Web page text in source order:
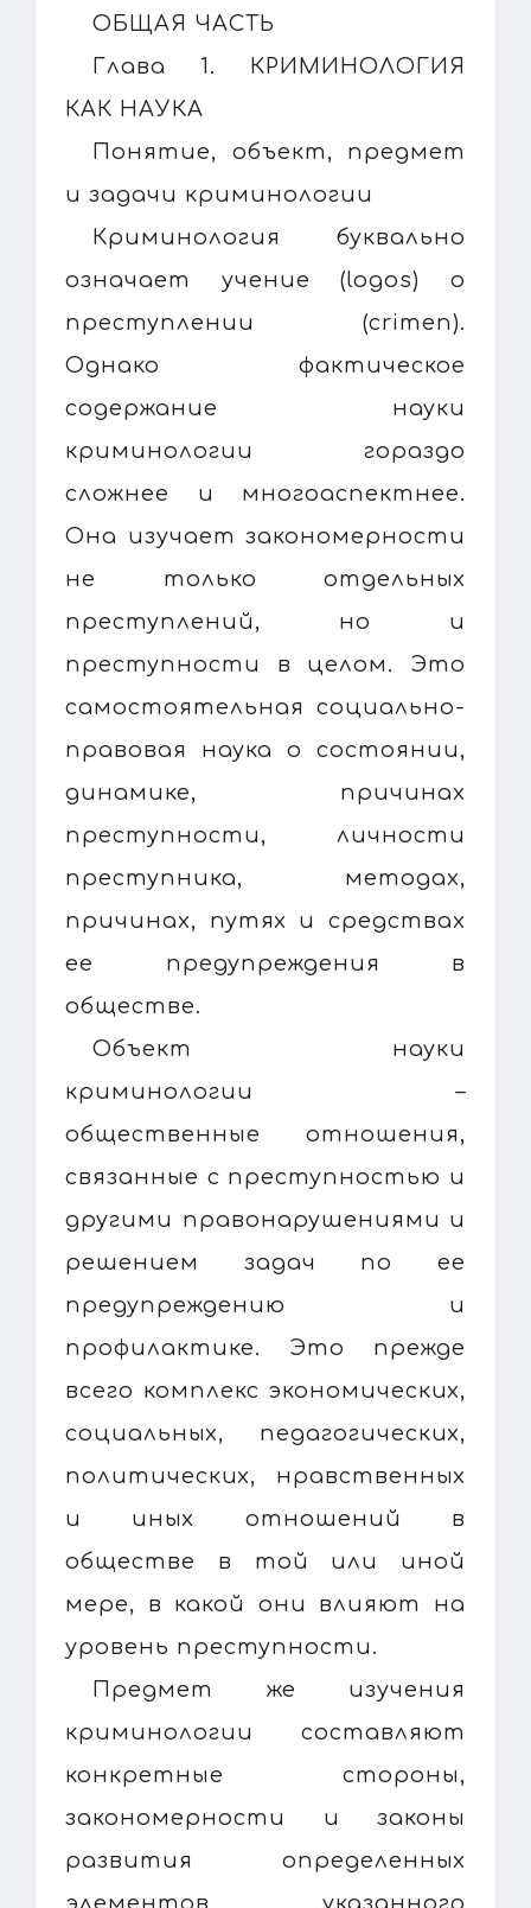
ОБЩАЯ ЧАСТЬ
Глава 1. КРИМИНОЛОГИЯ
КАК НАУКА
Понятие, объект, предмет
и задачи криминологии
Криминология буквально
означает учение (logos) о
преступлении (crimen).
Однако фактическое
содержание науки
криминологии гораздо
сложнее и многоаспектнее.
Она изучает закономерности
не только отдельных
преступлений, но и
преступности в целом. Это
самостоятельная социально-
правовая наука о состоянии,
динамике, причинах
преступности, личности
преступника, методах,
причинах, путях и средствах
ее предупреждения в
обществе.
Объект науки
криминологии –
общественные отношения,
связанные с преступностью и
другими правонарушениями и
решением задач по ее
предупреждению и
профилактике. Это прежде
всего комплекс экономических,
социальных, педагогических,
политических, нравственных
и иных отношений в
обществе в той или иной
мере, в какой они влияют на
уровень преступности.
Предмет же изучения
криминологии составляют
конкретные стороны,
закономерности и законы
развития определенных
элементов указанного